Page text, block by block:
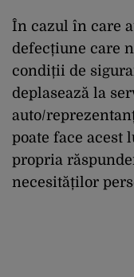
În cazul în care
defecțiune care
condiții de
deplasează la
auto/
poate face acest
propria
necesităților